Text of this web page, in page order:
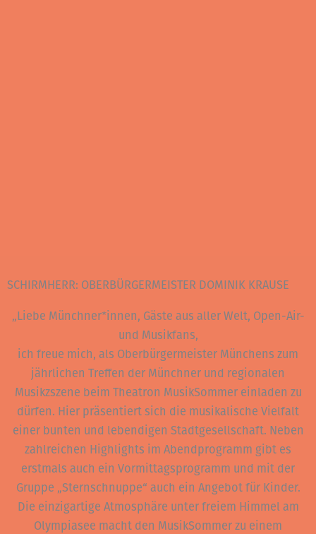
SCHIRMHERR: OBERBÜRGERMEISTER DOMINIK KRAUSE
„Liebe Münchner*innen, Gäste aus aller Welt, Open-Air-
und Musikfans,
ich freue mich, als Oberbürgermeister Münchens zum
jährlichen Treffen der Münchner und regionalen
Musikzszene beim Theatron MusikSommer einladen zu
dürfen. Hier präsentiert sich die musikalische Vielfalt
einer bunten und lebendigen Stadtgesellschaft. Neben
zahlreichen Highlights im Abendprogramm gibt es
erstmals auch ein Vormittagsprogramm und mit der
Gruppe „Sternschnuppe“ auch ein Angebot für Kinder.
Die einzigartige Atmosphäre unter freiem Himmel am
Olympiasee macht den MusikSommer zu einem